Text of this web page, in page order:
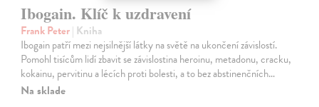
Ibogain. Klíč k uzdravení
Frank Peter| Kniha
Ibogain patří mezi nejsilnější látky na světě na ukončení závislostí.
Pomohl tisícům lidí zbavit se závislostina heroinu, metadonu, cracku,
kokainu, pervitinu a lécích proti bolesti, a to bez abstinenčních…
Na sklade